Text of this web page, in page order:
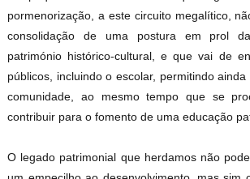
pormenorização, a este circuito megalítico,
consolidação de uma postura em prol
património histórico-cultural, e que vai de
públicos, incluindo o escolar, permitindo
comunidade, ao mesmo tempo que se
contribuir para o fomento de uma educação
O legado patrimonial que herdamos não